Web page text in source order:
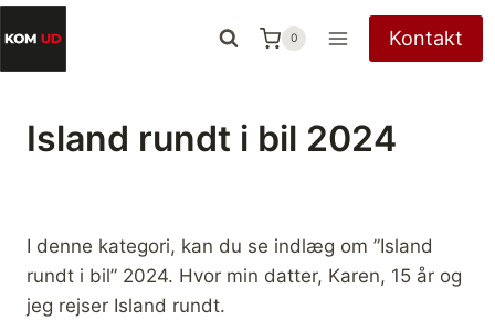
Fortsæt
til
indhold
0 Kontakt
Island rundt i bil 2024
I denne kategori, kan du se indlæg om ”Island
rundt i bil” 2024. Hvor min datter, Karen, 15 år og
jeg rejser Island rundt.